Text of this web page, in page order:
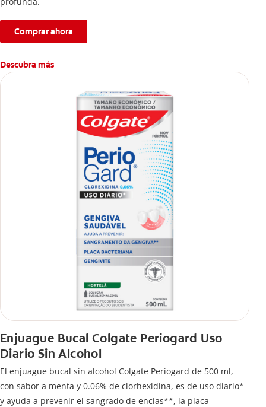
Comprar ahora
Descubra más
Enjuague Bucal Colgate Periogard Uso
Diario Sin Alcohol
El enjuague bucal sin alcohol Colgate Periogard de 500 ml,
con sabor a menta y 0.06% de clorhexidina, es de uso diario*
y ayuda a prevenir el sangrado de encías**, la placa